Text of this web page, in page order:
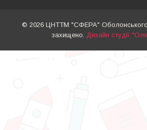
© 2026 ЦНТТМ "СФЕРА" Оболонського
захищено. Дизайн студії